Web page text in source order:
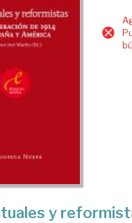
y